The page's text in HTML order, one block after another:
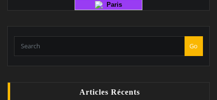
Paris
Go
Articles Récents